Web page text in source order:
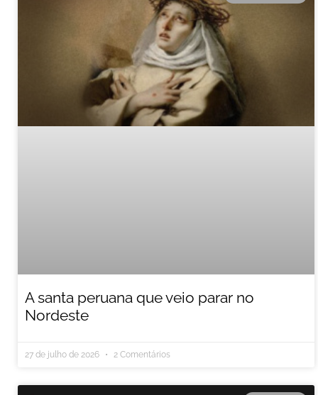
A santa peruana que veio parar no
Nordeste
27 de julho de 2026 2 Comentários